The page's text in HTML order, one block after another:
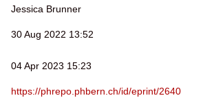
Jessica Brunner
30 Aug 2022 13:52
04 Apr 2023 15:23
https://phrepo.phbern.ch/id/eprint/2640